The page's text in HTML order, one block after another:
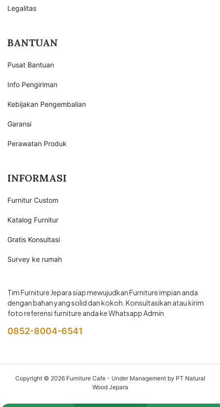
Legalitas
BANTUAN
Pusat Bantuan
Info Pengiriman
Kebijakan Pengembalian
Garansi
Perawatan Produk
INFORMASI
Furnitur Custom
Katalog Furnitur
Gratis Konsultasi
Survey ke rumah
Tim Furniture Jepara siap mewujudkan Furniture impian anda
dengan bahan yang solid dan kokoh. Konsultasikan atau kirim
foto referensi furniture anda ke Whatsapp Admin
0852-8004-6541
Copyright © 2026 Furniture Cafe- Under Management by PT Natural
Wood Jepara